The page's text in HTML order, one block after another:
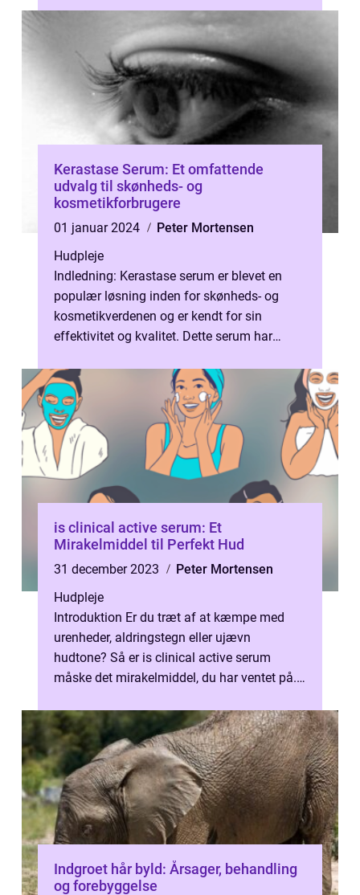
Kerastase Serum: Et omfattende
udvalg til skønheds- og
kosmetikforbrugere
01 januar 2024
Peter Mortensen
Hudpleje
Indledning: Kerastase serum er blevet en
populær løsning inden for skønheds- og
kosmetikverdenen og er kendt for sin
effektivitet og kvalitet. Dette serum har
is clinical active serum: Et
Mirakelmiddel til Perfekt Hud
31 december 2023
Peter Mortensen
Hudpleje
Introduktion Er du træt af at kæmpe med
urenheder, aldringstegn eller ujævn
hudtone? Så er is clinical active serum
måske det mirakelmiddel, du har ventet på.
Indgroet hår byld: Årsager, behandling
og forebyggelse